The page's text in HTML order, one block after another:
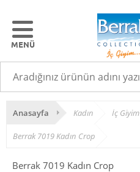
Anasayfa Kadın İç Giyim
Berrak 7019 Kadın Crop
Berrak 7019 Kadın Crop